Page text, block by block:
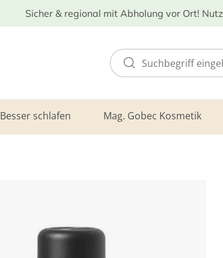
Sicher & regional mit Abholung vor Ort!
Besser schlafen Mag. Gobec Kosmetik